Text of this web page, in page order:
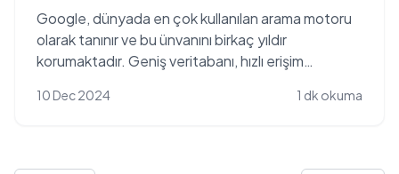
Google, dünyada en çok kullanılan arama motoru
olarak tanınır ve bu ünvanını birkaç yıldır
korumaktadır. Geniş veritabanı, hızlı erişim
10 Dec 2024 1 dk okuma